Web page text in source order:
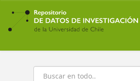
Ir
contenido
principal
Buscar